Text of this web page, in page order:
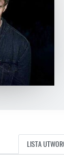
LISTA